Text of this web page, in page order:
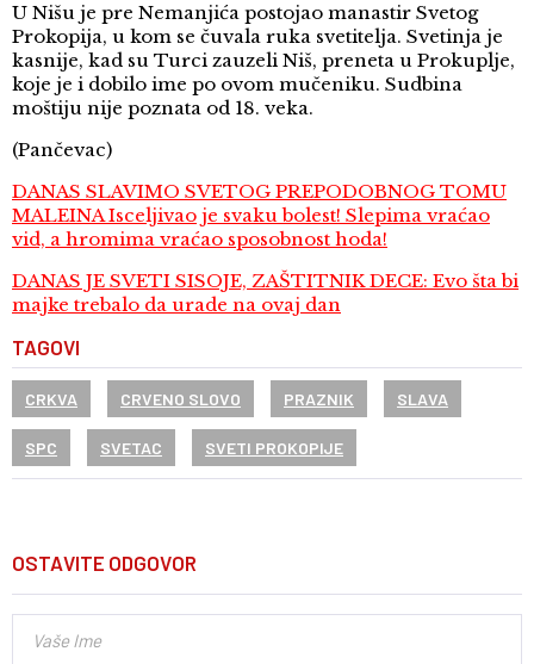
U Nišu je pre Nemanjića postojao manastir Svetog
Prokopija, u kom se čuvala ruka svetitelja. Svetinja je
kasnije, kad su Turci zauzeli Niš, preneta u Prokuplje,
koje je i dobilo ime po ovom mučeniku. Sudbina
moštiju nije poznata od 18. veka.
(Pančevac)
DANAS SLAVIMO SVETOG PREPODOBNOG TOMU
MALEINA Isceljivao je svaku bolest! Slepima vraćao
vid, a hromima vraćao sposobnost hoda!
DANAS JE SVETI SISOJE, ZAŠTITNIK DECE: Evo šta bi
majke trebalo da urade na ovaj dan
TAGOVI
CRKVA CRVENO SLOVO PRAZNIK SLAVA
SPC SVETAC SVETI PROKOPIJE
OSTAVITE ODGOVOR